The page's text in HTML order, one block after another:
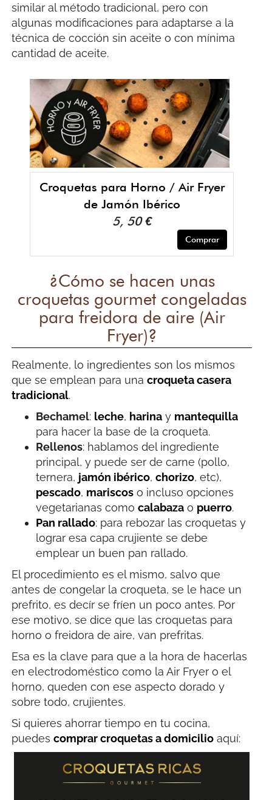
similar al método tradicional, pero con
algunas modificaciones para adaptarse a la
técnica de cocción sin aceite o con mínima
cantidad de aceite.
Croquetas para Horno / Air Fryer
de Jamón Ibérico
5, 50 €
Comprar
¿Cómo se hacen unas
croquetas gourmet congeladas
para freidora de aire (Air
Fryer)?
Realmente, lo ingredientes son los mismos
que se emplean para unacroqueta casera
tradicional.
Bechamel: leche, harina y mantequilla
para hacer la base de la croqueta.
Rellenos: hablamos del ingrediente
principal, y puede ser de carne (pollo,
ternera, jamón ibérico,chorizo, etc),
pescado, mariscos o incluso opciones
vegetarianas comocalabaza o puerro.
Pan rallado: para rebozar las croquetas y
lograr esa capa crujiente se debe
emplear un buen pan rallado.
El procedimiento es el mismo, salvo que
antes de congelar la croqueta, se le hace un
prefrito, es decír se fríen un poco antes. Por
ese motivo, se dice que las croquetas para
horno o freidora de aire, van prefritas.
Esa es la clave para que a la hora de hacerlas
en electrodoméstico como la Air Fryer o el
horno, queden con ese aspecto dorado y
sobre todo, crujientes.
Si quieres ahorrar tiempo en tu cocina,
puedescomprar croquetas a domicilio aquí: